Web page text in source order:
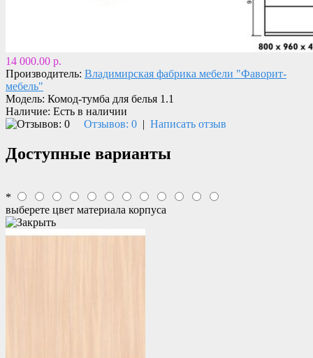
14 000.00 р.
Производитель: Владимирская фабрика мебели "Фаворит-
мебель"
Модель: Комод-тумба для белья 1.1
Наличие: Есть в наличии
Отзывов: 0 | Написать отзыв
Доступные варианты
*
выберете цвет материала корпуса